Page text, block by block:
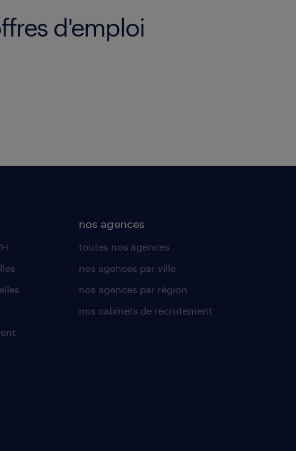
d'emploi
nos agences
toutes nos agences
nos agences par ville
nos agences par région
nos cabinets de recrutement